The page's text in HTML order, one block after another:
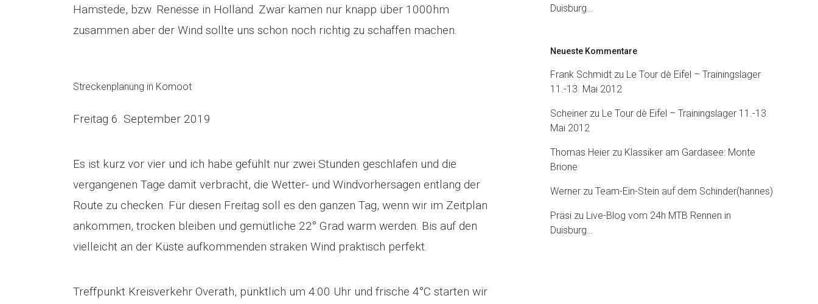
Hamstede, bzw. Renesse in Holland. Zwar kamen nur knapp über 1000hm
zusammen aber der Wind sollte uns schon noch richtig zu schaffen machen.
Streckenplanung in Komoot
Freitag 6. September 2019
Es ist kurz vor vier und ich habe gefühlt nur zwei Stunden geschlafen und die
vergangenen Tage damit verbracht, die Wetter- und Windvorhersagen entlang der
Route zu checken. Für diesen Freitag soll es den ganzen Tag, wenn wir im Zeitplan
ankommen, trocken bleiben und gemütliche 22° Grad warm werden. Bis auf den
vielleicht an der Küste aufkommenden straken Wind praktisch perfekt.
Treffpunkt Kreisverkehr Overath, pünktlich um 4:00 Uhr und frische 4°C starten wir
Duisburg…
Neueste Kommentare
Frank Schmidt zu Le Tour dè Eifel – Trainingslager
11.-13. Mai 2012
Scheiner zu Le Tour dè Eifel – Trainingslager 11.-13.
Mai 2012
Thomas Heier zu Klassiker am Gardasee: Monte
Brione
Werner zuTeam-Ein-Stein auf dem Schinder(hannes)
Präsi zu Live-Blog vom 24h MTB Rennen in
Duisburg…